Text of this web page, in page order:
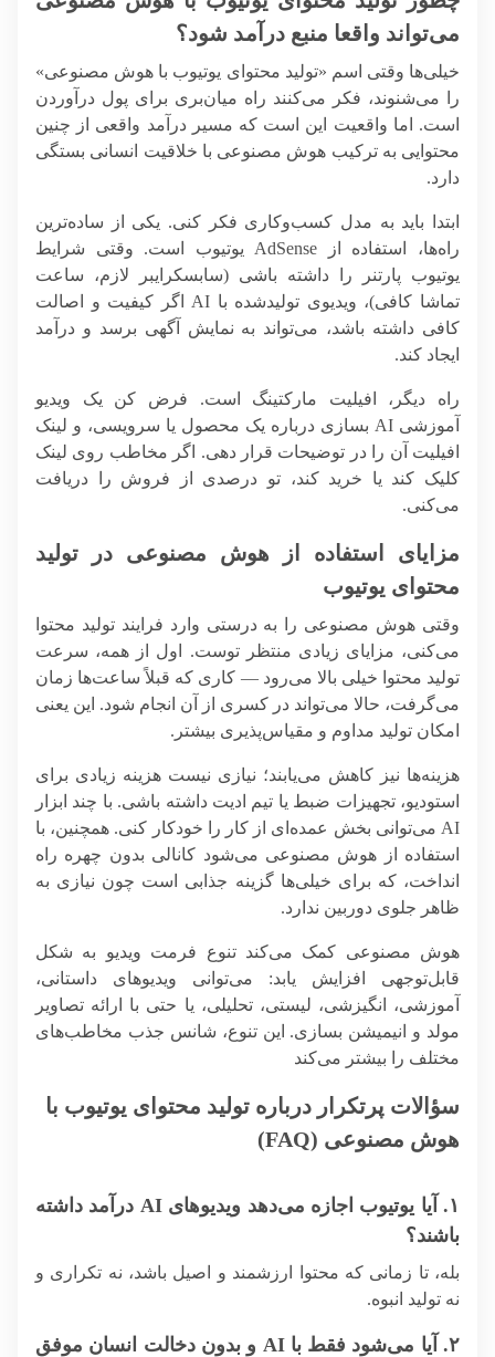
می‌تواند واقعا منبع درآمد شود؟
خیلی‌ها وقتی اسم «تولید محتوای یوتیوب با هوش مصنوعی»
را می‌شنوند، فکر می‌کنند راه میان‌بری برای پول درآوردن
است. اما واقعیت این است که مسیر درآمد واقعی از چنین
محتوایی به ترکیب هوش مصنوعی با خلاقیت انسانی بستگی
دارد.
ابتدا باید به مدل کسب‌وکاری فکر کنی. یکی از ساده‌ترین
راه‌ها، استفاده از AdSense یوتیوب
است. وقتی شرایط
یوتیوب پارتنر را داشته باشی (سابسکرایبر لازم، ساعت
تماشا کافی)، ویدیوی تولیدشده با AI اگر کیفیت و اصالت
کافی داشته باشد، می‌تواند به نمایش آگهی برسد و درآمد
ایجاد کند.
راه دیگر، افیلیت مارکتینگ است. فرض کن یک ویدیو
آموزشی AI بسازی درباره یک محصول یا سرویسی، و لینک
افیلیت آن را در توضیحات قرار دهی. اگر مخاطب روی لینک
کلیک کند یا خرید کند، تو درصدی از فروش را دریافت
می‌کنی.
مزایای استفاده از هوش مصنوعی در تولید
محتوای یوتیوب
وقتی هوش مصنوعی را به درستی وارد فرایند تولید محتوا
می‌کنی، مزایای زیادی منتظر توست. اول از همه، سرعت
تولید محتوا خیلی بالا می‌رود — کاری که قبلاً ساعت‌ها زمان
می‌گرفت، حالا می‌تواند در کسری از آن انجام شود. این یعنی
امکان تولید مداوم و مقیاس‌پذیری بیشتر.
هزینه‌ها نیز کاهش می‌یابند؛ نیازی نیست هزینه زیادی برای
استودیو، تجهیزات ضبط یا تیم ادیت داشته باشی. با چند ابزار
AI می‌توانی بخش عمده‌ای از کار را خودکار کنی. همچنین، با
استفاده از هوش مصنوعی می‌شود کانالی بدون چهره راه
انداخت، که برای خیلی‌ها گزینه جذابی است چون نیازی به
ظاهر جلوی دوربین ندارد.
هوش مصنوعی کمک می‌کند تنوع فرمت ویدیو به شکل
قابل‌توجهی افزایش یابد: می‌توانی ویدیوهای داستانی،
آموزشی، انگیزشی، لیستی، تحلیلی، یا حتی با ارائه تصاویر
مولد و انیمیشن بسازی. این تنوع، شانس جذب مخاطب‌های
مختلف را بیشتر می‌کند
سؤالات پرتکرار درباره تولید محتوای یوتیوب با
هوش مصنوعی (FAQ)
۱. آیا یوتیوب اجازه می‌دهد ویدیوهای AI درآمد داشته
باشند؟
بله، تا زمانی که محتوا ارزشمند و اصیل باشد، نه تکراری و
نه تولید انبوه.
۲. آیا می‌شود فقط با AI و بدون دخالت انسان موفق